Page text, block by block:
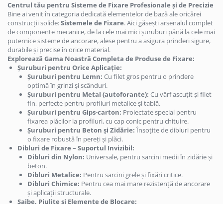
Huse si protectii pentru Motorola
Moto G8 Power
Huse si protectii pentru Motorola
Moto G84
Huse si protectii pentru Motorola
Moto G85
Huse si protectii pentru Motorola
Moto G86
Huse si protectii pentru Motorola
Moto G86 5G Power
Huse si protectii pentru Motorola
Moto G9 Play
Huse si protectii pentru Motorola
Moto S30 PRO 5G
Huse si protectii pentru Motorola
Thinkphone 25
Huse si protectii pentru Nokia
Centrul tău pentru Sisteme de Fixare Profesionale și de Precizie
Bine ai venit în categoria dedicată elementelor de bază ale oricărei
construcții solide:Sistemele de Fixare. Aici găsești arsenalul complet
de componente mecanice, de la cele mai mici șuruburi până la cele mai
puternice sisteme de ancorare, alese pentru a asigura prinderi sigure,
durabile și precise în orice material.
Explorează Gama Noastră Completa de Produse de Fixare:
Șuruburi pentru Orice Aplicație:
Șuruburi pentru Lemn: Cu filet gros pentru o prindere
optimă în grinzi și scânduri.
Șuruburi pentru Metal (autoforante): Cu vârf ascuțit și filet
fin, perfecte pentru profiluri metalice și tablă.
Șuruburi pentru Gips-carton: Proiectate special pentru
fixarea plăcilor la profiluri, cu cap conic pentru chituire.
Șuruburi pentru Beton și Zidărie: Însoțite de dibluri pentru
o fixare robustă în pereți și plăci.
Dibluri de Fixare – Suportul Invizibil:
Dibluri din Nylon: Universale, pentru sarcini medii în zidărie și
beton.
Dibluri Metalice: Pentru sarcini grele și fixări critice.
Dibluri Chimice: Pentru cea mai mare rezistență de ancorare
și aplicații structurale.
Șaibe, Piulițe și Elemente de Blocare: